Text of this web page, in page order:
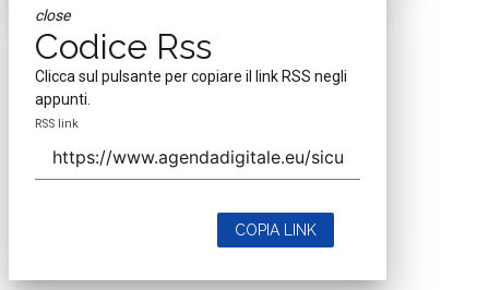
close
Codice Rss
Clicca sul pulsante per copiare il link RSS negli
appunti.
RSS link
COPIA LINK